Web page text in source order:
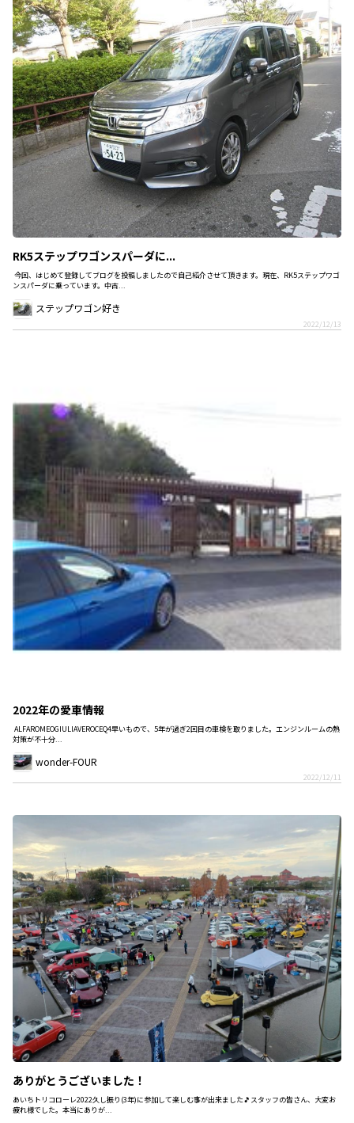
RK5ステップワゴンスパーダに...
今回、はじめて登録してブログを投稿しましたので自己紹介させて頂きます。現在、RK5ステップワゴ
ンスパーダに乗っています。中古...
ステップワゴン好き
2022/12/13
2022年の愛車情報
ALFAROMEOGIULIAVEROCEQ4早いもので、5年が過ぎ2回目の車検を取りました。エンジンルームの熱
対策が不十分...
wonder-FOUR
2022/12/11
ありがとうございました！
あいちトリコローレ2022久し振り(3年)に参加して楽しむ事が出来ました🎵スタッフの皆さん、大変お
疲れ様でした。本当にありが...